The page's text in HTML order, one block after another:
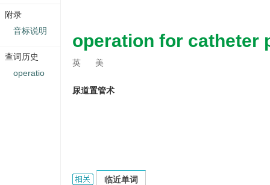
operation for catheter
英 美
尿道置管术
Operation for catheter placement的相关资料：
临近单词
附录
音标说明
查词历史
operatio